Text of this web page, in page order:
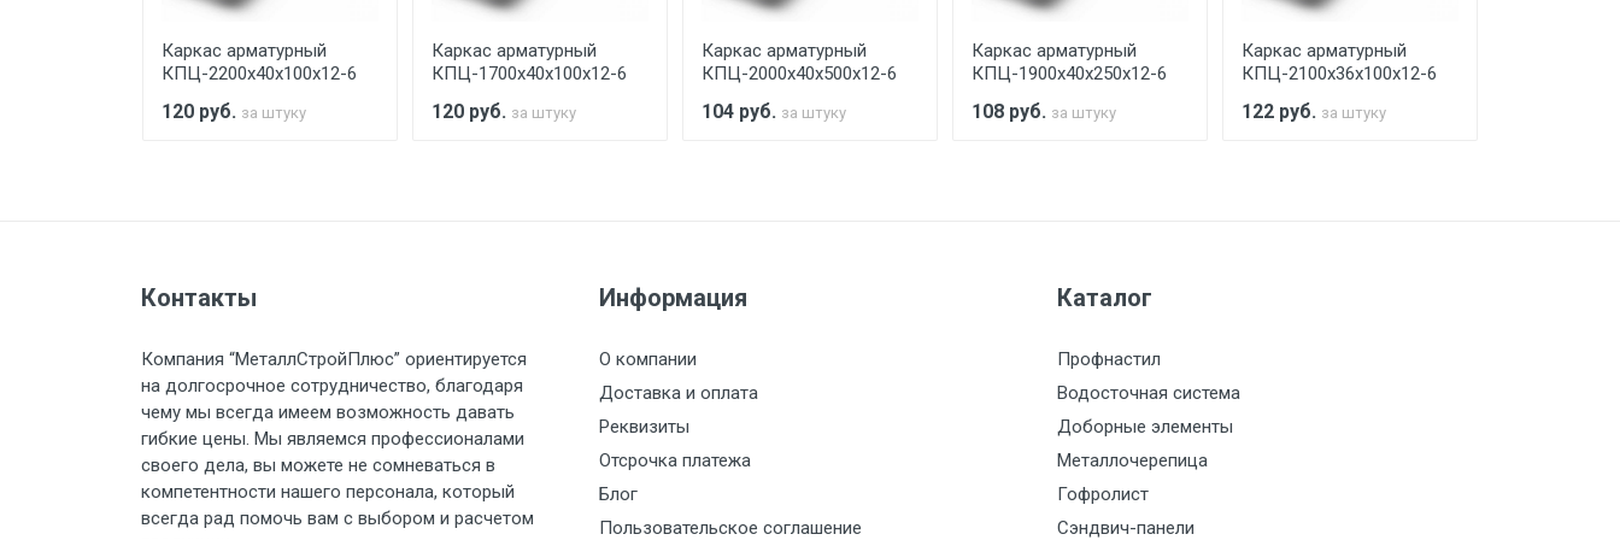
Стоимость доставки по РФ рассчитывается индивидуально.
Груз до 6 м, вес до 3 тн 7500 с НДС 35р./км за МКАД
Груз до 6 м, вес до 5 тн 9000 с НДС 40р./км за МКАД
Груз до 6 м, вес до 8 тн 10000 с НДС 45р./км за МКАД
Каркас арматурный
КПЦ-2200х40х100х12-6
120 руб. за штуку
Каркас арматурный
КПЦ-1700х40х100х12-6
120 руб. за штуку
Каркас арматурный
КПЦ-2000х40х500х12-6
104 руб. за штуку
Каркас арматурный
КПЦ-1900х40х250х12-6
108 руб. за штуку
Каркас арматурный
КПЦ-2100х36х100х12-6
122 руб. за штуку
Контакты
Компания “МеталлСтройПлюс” ориентируется
на долгосрочное сотрудничество, благодаря
чему мы всегда имеем возможность давать
гибкие цены. Мы являемся профессионалами
своего дела, вы можете не сомневаться в
компетентности нашего персонала, который
всегда рад помочь вам с выбором и расчетом
Информация
О компании
Доставка и оплата
Реквизиты
Отсрочка платежа
Блог
Пользовательское соглашение
Каталог
Профнастил
Водосточная система
Доборные элементы
Металлочерепица
Гофролист
Сэндвич-панели